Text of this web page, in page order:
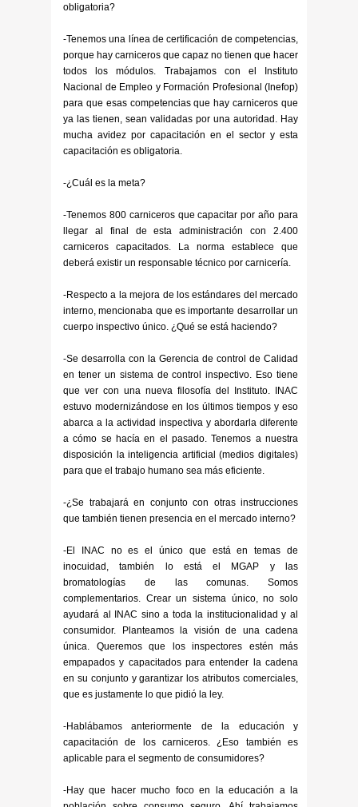
obligatoria?
-Tenemos una línea de certificación de competencias,
porque hay carniceros que capaz no tienen que hacer
todos los módulos. Trabajamos con el Instituto
Nacional de Empleo y Formación Profesional (Inefop)
para que esas competencias que hay carniceros que
ya las tienen, sean validadas por una autoridad. Hay
mucha avidez por capacitación en el sector y esta
capacitación es obligatoria.
-¿Cuál es la meta?
-Tenemos 800 carniceros que capacitar por año para
llegar al final de esta administración con 2.400
carniceros capacitados. La norma establece que
deberá existir un responsable técnico por carnicería.
-Respecto a la mejora de los estándares del mercado
interno, mencionaba que es importante desarrollar un
cuerpo inspectivo único. ¿Qué se está haciendo?
-Se desarrolla con la Gerencia de control de Calidad
en tener un sistema de control inspectivo. Eso tiene
que ver con una nueva filosofía del Instituto. INAC
estuvo modernizándose en los últimos tiempos y eso
abarca a la actividad inspectiva y abordarla diferente
a cómo se hacía en el pasado. Tenemos a nuestra
disposición la inteligencia artificial (medios digitales)
para que el trabajo humano sea más eficiente.
-¿Se trabajará en conjunto con otras instrucciones
que también tienen presencia en el mercado interno?
-El INAC no es el único que está en temas de
inocuidad, también lo está el MGAP y las
bromatologías de las comunas. Somos
complementarios. Crear un sistema único, no solo
ayudará al INAC sino a toda la institucionalidad y al
consumidor. Planteamos la visión de una cadena
única. Queremos que los inspectores estén más
empapados y capacitados para entender la cadena
en su conjunto y garantizar los atributos comerciales,
que es justamente lo que pidió la ley.
-Hablábamos anteriormente de la educación y
capacitación de los carniceros. ¿Eso también es
aplicable para el segmento de consumidores?
-Hay que hacer mucho foco en la educación a la